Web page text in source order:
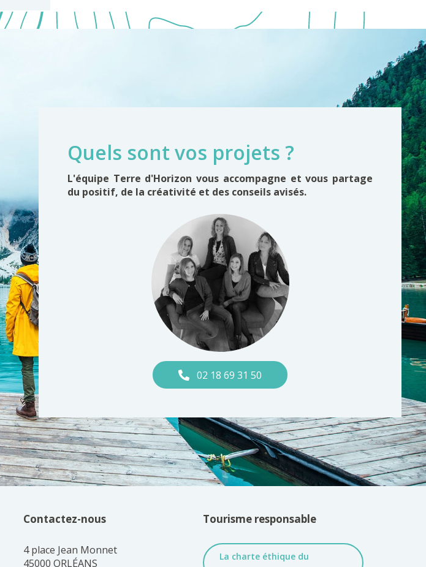
Quels sont vos projets ?
L'équipe Terre d'Horizon vous accompagne et vous partage
du positif, de la créativité et des conseils avisés.
02 18 69 31 50
Contactez-nous
4 place Jean Monnet
45000 ORLÉANS
Tourisme responsable
La charte éthique du